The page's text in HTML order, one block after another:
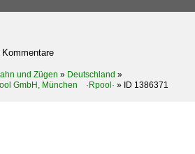
und Zügen » Deutschland »
GmbH, München ·Rpool· » ID 1386371